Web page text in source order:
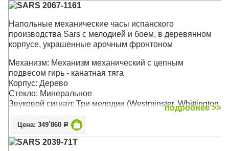
SARS 2067-1161
Напольные механические часы испанского
производства Sars с мелодией и боем, в деревянном
корпусе, украшенные арочным фронтоном
Механизм: Механизм механический с цепным
подвесом гирь - канатная тяга
Корпус: Дерево
Стекло: Минеральное
Звуковой сигнал: Три мелодии (Westminster, Whittington,
St. Michael) каждые 15 минут. Бой каждый час
Размер: 205 х 63 х 33 см
подробнее >>
Цена: 349`860 Р
SARS 2039-71Т